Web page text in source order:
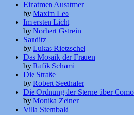
Einatmen Ausatmen
by Maxim Leo
Im ersten Licht
by Norbert Gstrein
Sanditz
by Lukas Rietzschel
Das Mosaik der Frauen
by Rafik Schami
Die Straße
by Robert Seethaler
Die Ordnung der Sterne über Como
by Monika Zeiner
Villa Sternbald